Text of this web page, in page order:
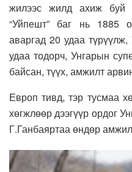
жилээс жилд ахиж буй
“Уйпешт” баг нь 1885
аваргад 20 удаа
удаа тодорч, Унгарын
байсан, түүх, амжилт
Европ тивд, тэр тусмаа
хөгжлөөр дээгүүр ордог
Г.Ганбаяртаа өндөр